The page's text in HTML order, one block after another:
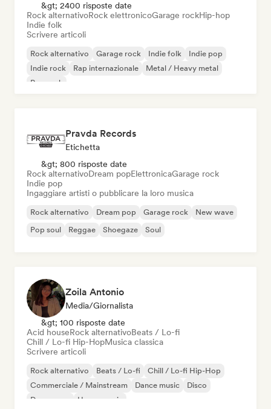
&gt; 2400 risposte date
Rock alternativoRock elettronicoGarage rockHip-hop
Indie folk
Scrivere articoli
Rock alternativo Garage rock Indie folk
Indie pop
Indie rock
Rap internazionale
Metal / Heavy metal
Pop rock
Pravda Records
Etichetta
&gt; 800 risposte date
Rock alternativoDream popElettronicaGarage rock
Indie pop
Ingaggiare artisti o pubblicare la loro musica
Rock alternativo Dream pop Garage rock
New wave
Pop soul
Reggae Shoegaze Soul
Zoila Antonio
Media/Giornalista
&gt; 100 risposte date
Acid houseRock alternativoBeats / Lo-fi
Chill / Lo-fi Hip-HopMusica classica
Scrivere articoli
Rock alternativo Beats / Lo-fi
Chill / Lo-fi Hip-Hop
Commerciale / Mainstream
Dance music
Disco
Dream pop
House music